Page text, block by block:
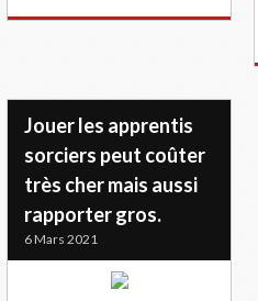
Jouer les apprentis
sorciers peut coûter
très cher mais aussi
rapporter gros.
6 Mars 2021